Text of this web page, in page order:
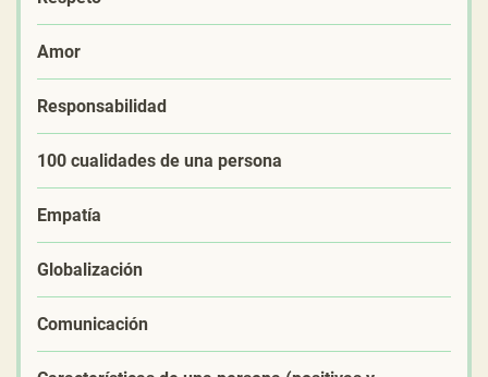
Amor
Responsabilidad
100 cualidades de una persona
Empatía
Globalización
Comunicación